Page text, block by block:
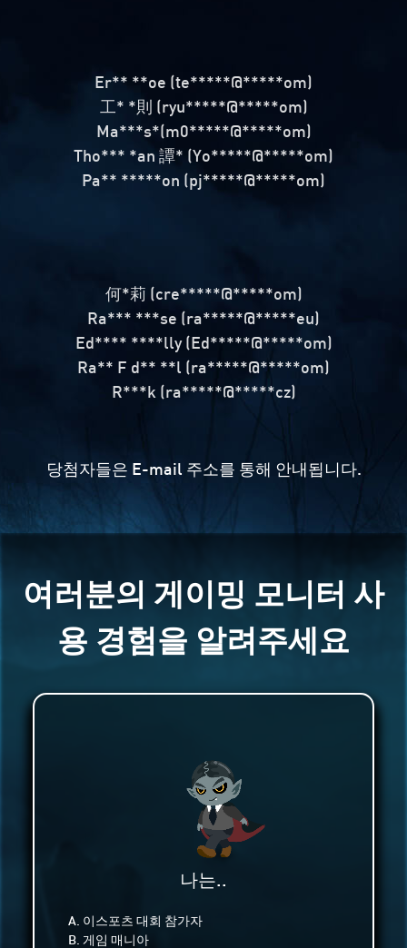
Er** **oe (te*****@*****om)
工* *則 (ryu*****@*****om)
Ma***s*(m0*****@*****om)
Tho*** *an 譚* (Yo*****@*****om)
Pa** *****on (pj*****@*****om)
何*莉 (cre*****@*****om)
Ra*** ***se (ra*****@*****eu)
Ed**** ****lly (Ed*****@*****om)
Ra** F d** **l (ra*****@*****om)
R***k (ra*****@*****cz)
당첨자들은 E-mail 주소를 통해 안내됩니다.
여러분의 게이밍 모니터 사
용 경험을 알려주세요
나는..
A. 이스포츠 대회 참가자
B. 게임 매니아